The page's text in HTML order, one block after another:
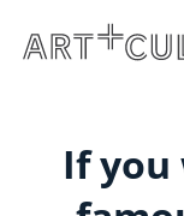
If